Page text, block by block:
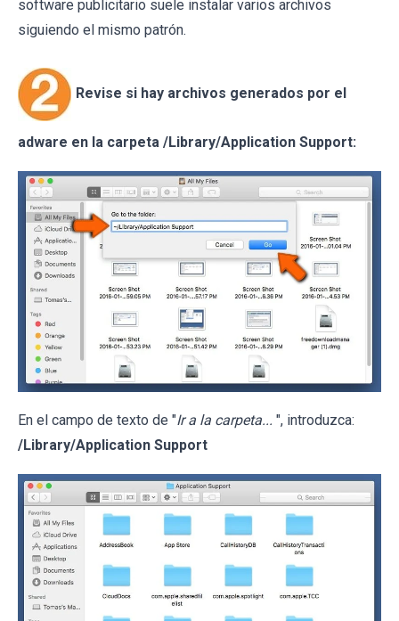
software publicitario suele instalar varios archivos
siguiendo el mismo patrón.
Revise si hay archivos generados por el
adware en la carpeta /Library/Application Support:
En el campo de texto de "Ir a la carpeta... ", introduzca:
/Library/Application Support